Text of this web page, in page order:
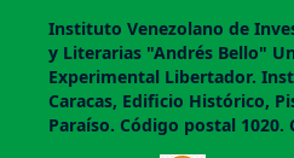
Instituto Venezolano de
y Literarias "Andrés Bello"
Experimental Libertador.
Caracas, Edificio Histórico,
Paraí­so. Código postal 1020.